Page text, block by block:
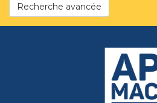
Recherche avancée